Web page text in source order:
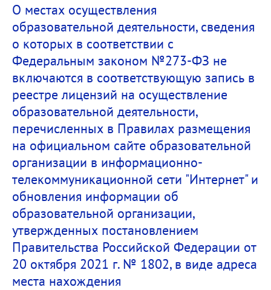
О местах осуществления
образовательной деятельности, сведения
о которых в соответствии с
Федеральным законом №273-ФЗ не
включаются в соответствующую запись в
реестре лицензий на осуществление
образовательной деятельности,
перечисленных в Правилах размещения
на официальном сайте образовательной
организации в информационно-
телекоммуникационной сети "Интернет" и
обновления информации об
образовательной организации,
утвержденных постановлением
Правительства Российской Федерации от
20 октября 2021 г. № 1802, в виде адреса
места нахождения